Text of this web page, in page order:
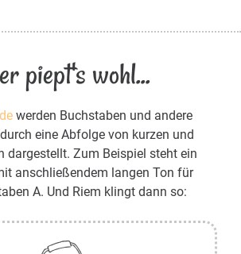
piept's wohl...
werden Buchstaben und andere
eine Abfolge von kurzen und
dargestellt. Zum Beispiel steht ein
anschließendem langen Ton für
A. Und Riem klingt dann so: